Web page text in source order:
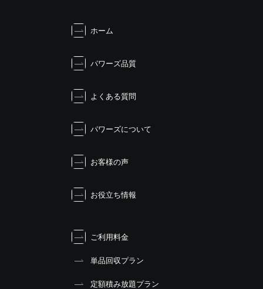
ホーム
パワーズ品質
よくある質問
パワーズについて
お客様の声
お役立ち情報
ご利用料金
単品回収プラン
定額積み放題プラン